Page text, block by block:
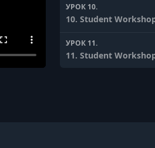
УРОК 10.
10. Student
УРОК 11.
11. Student